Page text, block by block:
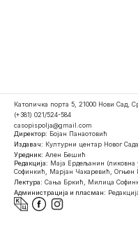
Католичка порта 5, 21000 Нови Сад,
(+381) 021/524-584
casopispolja@gmail.com
Директор: Бојан Панаотовић
Издавач: Културни центар Новог Сада
Уредник: Ален Бешић
Редакција: Маја Ердељанин
Софинкић, Марјан Чакаревић, Огњен
Лектура: Сања Бркић, Милица
Администрација и пласман: